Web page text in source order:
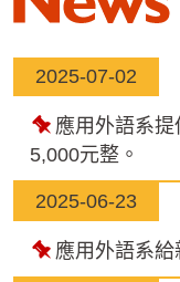
置
頂
應用外語系
5,000元整。
2025-07-02
置
頂
應用外語系
2025-06-23